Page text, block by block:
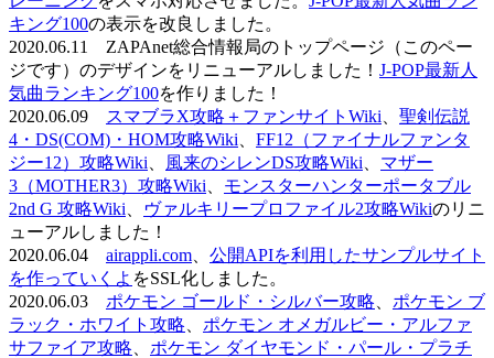
キング100の表示を改良しました。
2020.06.11 ZAPAnet総合情報局のトップページ（このペー
ジです）のデザインをリニューアルしました！ J-POP最新人
気曲ランキング100を作りました！
2020.06.09
スマブラX攻略＋ファンサイトWiki
聖剣伝説
4・DS(COM)・HOM攻略Wiki
FF12（ファイナルファンタ
ジー12）攻略Wiki
風来のシレンDS攻略Wiki
マザー
3（MOTHER3）攻略Wiki
モンスターハンターポータブル
2nd G 攻略Wiki
ヴァルキリープロファイル2攻略Wikiのリニ
ューアルしました！
2020.06.04 airappli.com
公開APIを利用したサンプルサイト
を作っていくよ をSSL化しました。
2020.06.03 ポケモン ゴールド・シルバー攻略
ポケモン ブ
ラック・ホワイト攻略
ポケモン オメガルビー・アルファ
サファイア攻略
ポケモン ダイヤモンド・パール・プラチ